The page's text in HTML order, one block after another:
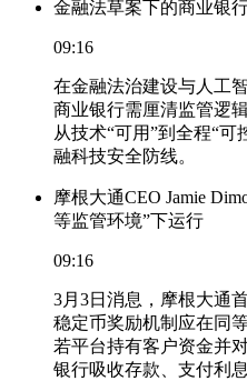
金融法草案下的商业银
09:16
在金融法治建设与人工
商业银行需厘清监管逻
从技术“可用”到全程“
融科技安全防线。
摩根大通CEO Jamie
等监管环境”下运行
09:16
3月3日消息，摩根大通
稳定币奖励机制应在同
若平台持有客户资金并
银行吸收存款、支付利